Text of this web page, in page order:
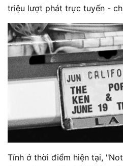
triệu lượt phát trực tuyến -
Tính ở thời điểm hiện tại,